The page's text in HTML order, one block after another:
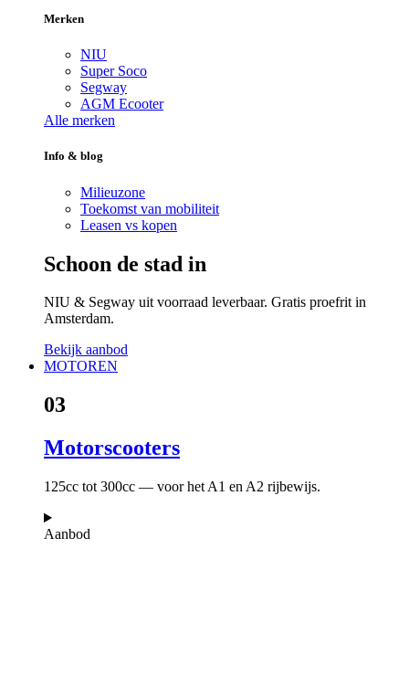
Merken
NIU
Super Soco
Segway
AGM Ecooter
Alle merken
Info & blog
Milieuzone
Toekomst van mobiliteit
Leasen vs kopen
Schoon de stad in
NIU & Segway uit voorraad leverbaar. Gratis proefrit in
Amsterdam.
Bekijk aanbod
MOTOREN
03
Motorscooters
125cc tot 300cc — voor het A1 en A2 rijbewijs.
Aanbod